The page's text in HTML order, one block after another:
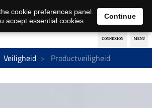
Nederlands français
Veiligheid Productveiligheid
cookie preferences panel.
accept essential cookies.
Continue